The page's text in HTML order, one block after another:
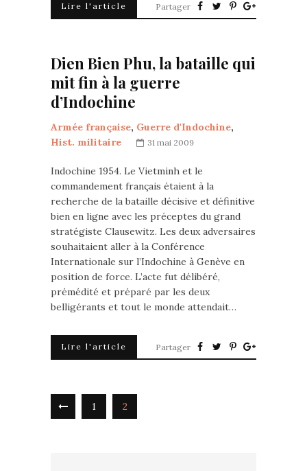
Lire l'article Partager
Dien Bien Phu, la bataille qui
mit fin à la guerre
d’Indochine
Armée française, Guerre d'Indochine,
Hist. militaire
31 mai 2009
Indochine 1954. Le Vietminh et le
commandement français étaient à la
recherche de la bataille décisive et définitive
bien en ligne avec les préceptes du grand
stratégiste Clausewitz. Les deux adversaires
souhaitaient aller à la Conférence
Internationale sur l’Indochine à Genève en
position de force. L’acte fut délibéré,
prémédité et préparé par les deux
belligérants et tout le monde attendait…
Lire l'article Partager
1 2